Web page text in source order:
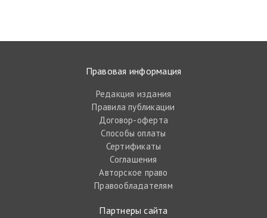
Правовая информация
Редакция издания
Правила публикации
Договор-оферта
Способы оплаты
Сертификаты
Соглашения
Авторское право
Правообладателям
Партнеры сайта